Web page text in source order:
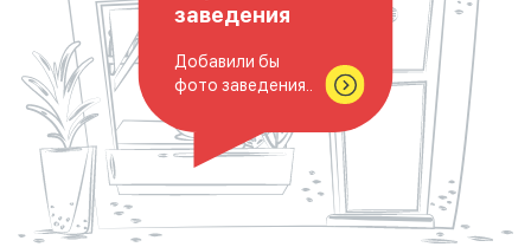
заведения
Добавили бы
фото заведения..